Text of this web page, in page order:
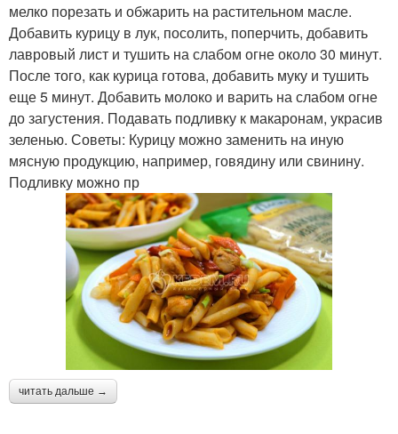
мелко порезать и обжарить на растительном масле.
Добавить курицу в лук, посолить, поперчить, добавить
лавровый лист и тушить на слабом огне около 30 минут.
После того, как курица готова, добавить муку и тушить
еще 5 минут. Добавить молоко и варить на слабом огне
до загустения. Подавать подливку к макаронам, украсив
зеленью. Советы: Курицу можно заменить на иную
мясную продукцию, например, говядину или свинину.
Подливку можно пр
читать дальше →